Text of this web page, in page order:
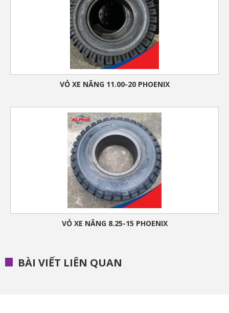
VỎ XE NÂNG 11.00-20 PHOENIX
VỎ XE NÂNG 8.25-15 PHOENIX
BÀI VIẾT LIÊN QUAN